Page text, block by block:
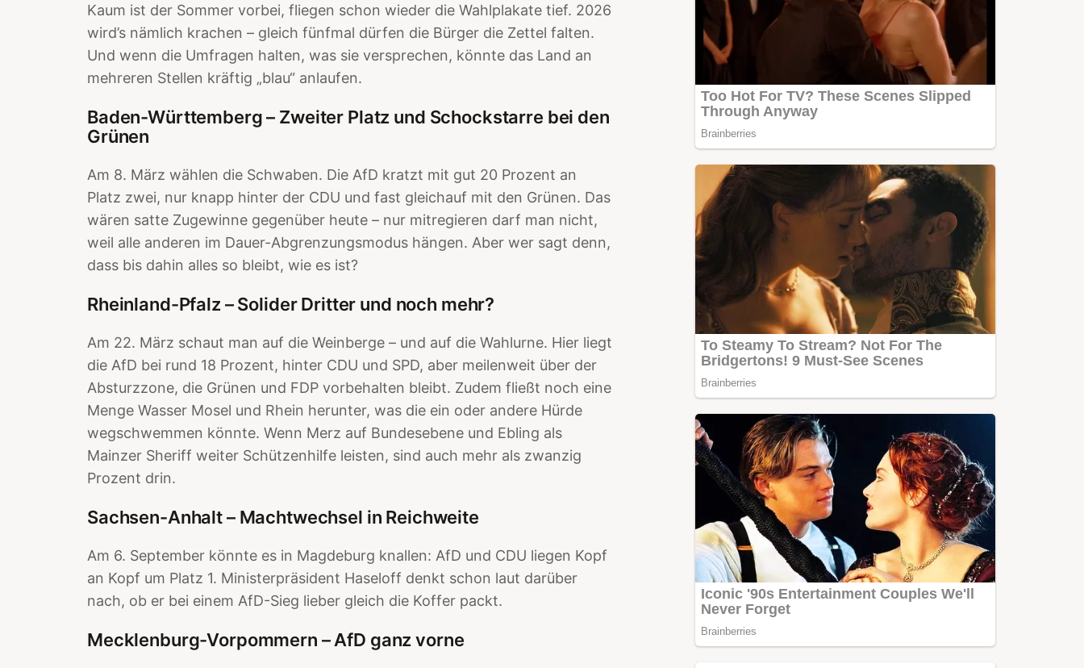
Kaum ist der Sommer vorbei, fliegen schon wieder die Wahlplakate tief. 2026
wird’s nämlich krachen – gleich fünfmal dürfen die Bürger die Zettel falten.
Und wenn die Umfragen halten, was sie versprechen, könnte das Land an
mehreren Stellen kräftig „blau“ anlaufen.
Baden-Württemberg – Zweiter Platz und Schockstarre bei den
Grünen
Am 8. März wählen die Schwaben. Die AfD kratzt mit gut 20 Prozent an
Platz zwei, nur knapp hinter der CDU und fast gleichauf mit den Grünen. Das
wären satte Zugewinne gegenüber heute – nur mitregieren darf man nicht,
weil alle anderen im Dauer-Abgrenzungsmodus hängen. Aber wer sagt denn,
dass bis dahin alles so bleibt, wie es ist?
Rheinland-Pfalz – Solider Dritter und noch mehr?
Am 22. März schaut man auf die Weinberge – und auf die Wahlurne. Hier liegt
die AfD bei rund 18 Prozent, hinter CDU und SPD, aber meilenweit über der
Absturzzone, die Grünen und FDP vorbehalten bleibt. Zudem fließt noch eine
Menge Wasser Mosel und Rhein herunter, was die ein oder andere Hürde
wegschwemmen könnte. Wenn Merz auf Bundesebene und Ebling als
Mainzer Sheriff weiter Schützenhilfe leisten, sind auch mehr als zwanzig
Prozent drin.
Sachsen-Anhalt – Machtwechsel in Reichweite
Am 6. September könnte es in Magdeburg knallen: AfD und CDU liegen Kopf
an Kopf um Platz 1. Ministerpräsident Haseloff denkt schon laut darüber
nach, ob er bei einem AfD-Sieg lieber gleich die Koffer packt.
Mecklenburg-Vorpommern – AfD ganz vorne